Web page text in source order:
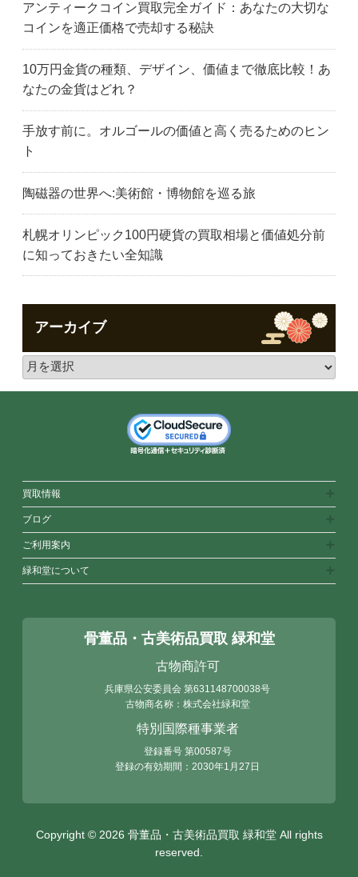
アンティークコイン買取完全ガイド：あなたの大切な
コインを適正価格で売却する秘訣
10万円金貨の種類、デザイン、価値まで徹底比較！あ
なたの金貨はどれ？
手放す前に。オルゴールの価値と高く売るためのヒン
ト
陶磁器の世界へ:美術館・博物館を巡る旅
札幌オリンピック100円硬貨の買取相場と価値処分前
に知っておきたい全知識
アーカイブ
買取情報
ブログ
ご利用案内
緑和堂について
骨董品・古美術品買取 緑和堂
古物商許可
兵庫県公安委員会 第631148700038号
古物商名称：株式会社緑和堂
特別国際種事業者
登録番号 第00587号
登録の有効期間：2030年1月27日
Copyright © 2026 骨董品・古美術品買取 緑和堂 All rights
reserved.